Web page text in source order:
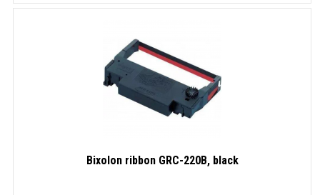
Bixolon ribbon GRC-220B, black